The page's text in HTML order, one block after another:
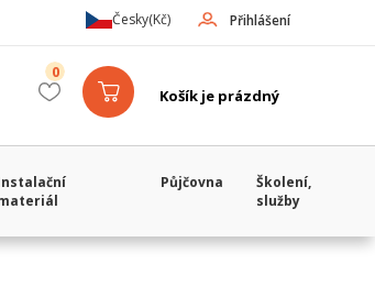
Přihlášení
Česky(Kč)
Košík je prázdný
0
Půjčovna
Školení,
služby